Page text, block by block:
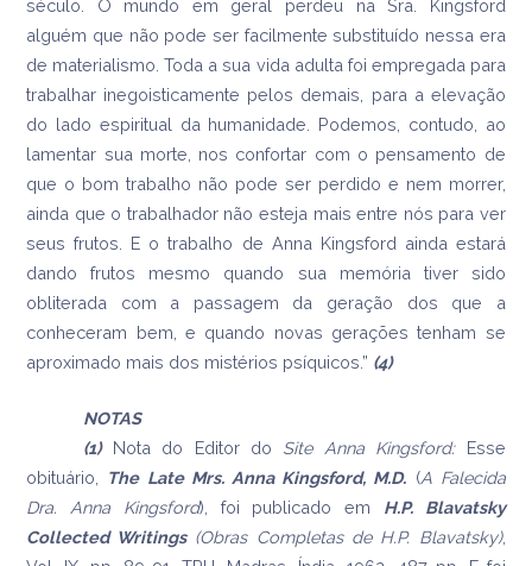
século. O mundo em geral perdeu na Sra. Kingsford
alguém que não pode ser facilmente substituído nessa era
de materialismo. Toda a sua vida adulta foi empregada para
trabalhar inegoisticamente pelos demais, para a elevação
do lado espiritual da humanidade. Podemos, contudo, ao
lamentar sua morte, nos confortar com o pensamento de
que o bom trabalho não pode ser perdido e nem morrer,
ainda que o trabalhador não esteja mais entre nós para ver
seus frutos. E o trabalho de Anna Kingsford ainda estará
dando frutos mesmo quando sua memória tiver sido
obliterada com a passagem da geração dos que a
conheceram bem, e quando novas gerações tenham se
aproximado mais dos mistérios psíquicos.” (4)
NOTAS
(1)Nota do Editor do Site Anna Kingsford:Esse
obituário, TheLate Mrs. Anna Kingsford, M.D. (A Falecida
Dra. Anna Kingsford), foi publicado em H.P.Blavatsky
Collected Writings(Obras Completas de H.P. Blavatsky),